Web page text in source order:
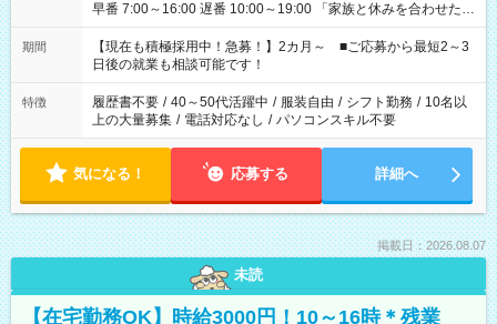
早番 7:00～16:00 遅番 10:00～19:00 「家族と休みを合わせた
い」 「余裕を持って夕飯の準備がしたい」 「できれば残業はし
たくない」 など、ご希望を教えてくださいね。 ※Wワーク希望
の方へ 今ご覧のお仕事で希望する勤務時間と、もう1つのお仕事
の勤務時間。 合計で週40時間を超える場合は応募できません。
期間
【現在も積極採用中！急募！】2カ月～ ■ご応募から最短2～3
日後の就業も相談可能です！
特徴 履歴書不要 / 40～50代活躍中 / 服装自由 / シフト勤務 / 10名以
上の大量募集 / 電話対応なし / パソコンスキル不要
気になる！ 応募する 詳細へ
掲載日：2026.08.07
未読
【在宅勤務OK】時給3000円！10～16時＊残業